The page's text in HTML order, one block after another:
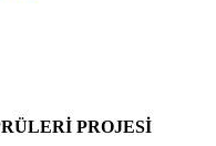
PROJESİ